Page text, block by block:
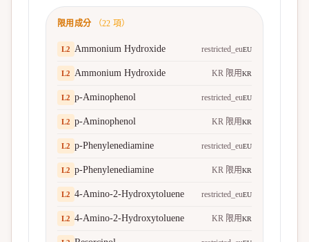
限用成分 （22 項）
L2 Ammonium Hydroxide restricted_euEU
L2 Ammonium Hydroxide KR 限用KR
L2 p-Aminophenol restricted_euEU
L2 p-Aminophenol KR 限用KR
L2 p-Phenylenediamine restricted_euEU
L2 p-Phenylenediamine KR 限用KR
L2 4-Amino-2-Hydroxytoluene restricted_euEU
L2 4-Amino-2-Hydroxytoluene KR 限用KR